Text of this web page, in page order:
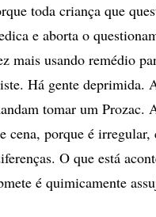
toda criança que
e aborta o
mais usando remédio
Há gente deprimida.
tomar um Prozac.
cena, porque é
O que está
é quimicamente